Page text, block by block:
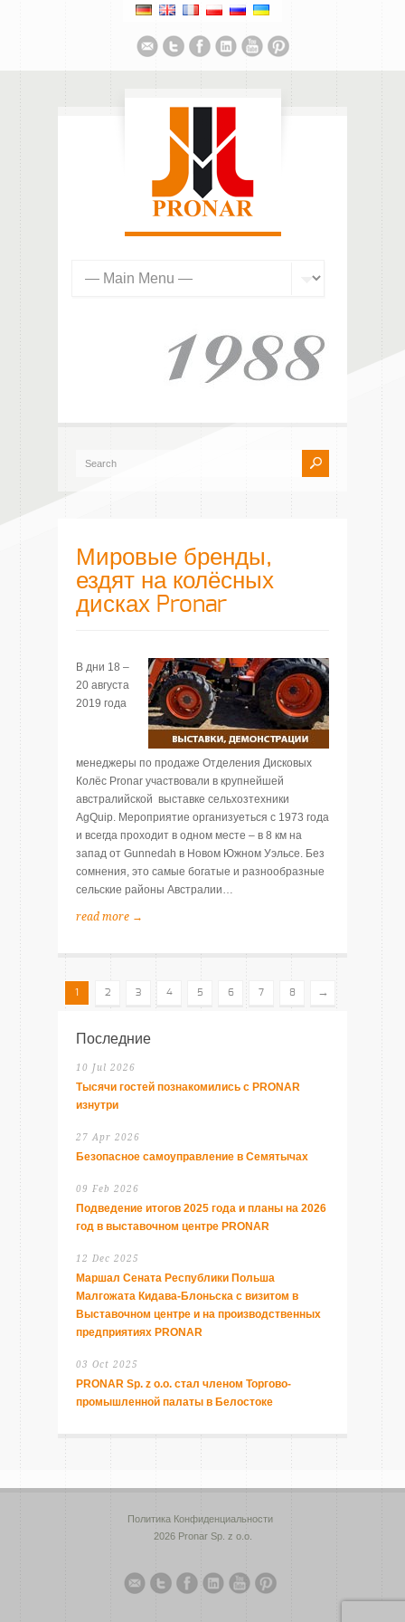
Мировые бренды,
ездят на колёсных
дисках Pronar
В дни 18 –
20 августа
2019 года
менеджеры по продаже Отделения Дисковых
Колёс Pronar участвовали в крупнейшей
австралийской выставке сельхозтехники
AgQuip. Мероприятие организуеться с 1973 года
и всегда проходит в одном месте – в 8 км на
запад от Gunnedah в Новом Южном Уэльсе. Без
сомнения, это самые богатые и разнообразные
сельские районы Австралии…
read more →
1 2 3 4 5 6 7 8 →
Последние
10 Jul 2026
Тысячи гостей познакомились с PRONAR
изнутри
27 Apr 2026
Безопасное самоуправление в Семятычах
09 Feb 2026
Подведение итогов 2025 года и планы на 2026
год в выставочном центре PRONAR
12 Dec 2025
Маршал Сената Республики Польша
Малгожата Кидава-Блоньска с визитом в
Выставочном центре и на производственных
предприятиях PRONAR
03 Oct 2025
PRONAR Sp. z o.o. стал членом Торгово-
промышленной палаты в Белостоке
Политика Конфиденциальности
2026 Pronar Sp. z o.o.